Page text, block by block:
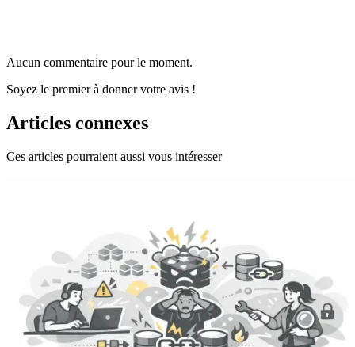
Aucun commentaire pour le moment.
Soyez le premier à donner votre avis !
Articles connexes
Ces articles pourraient aussi vous intéresser